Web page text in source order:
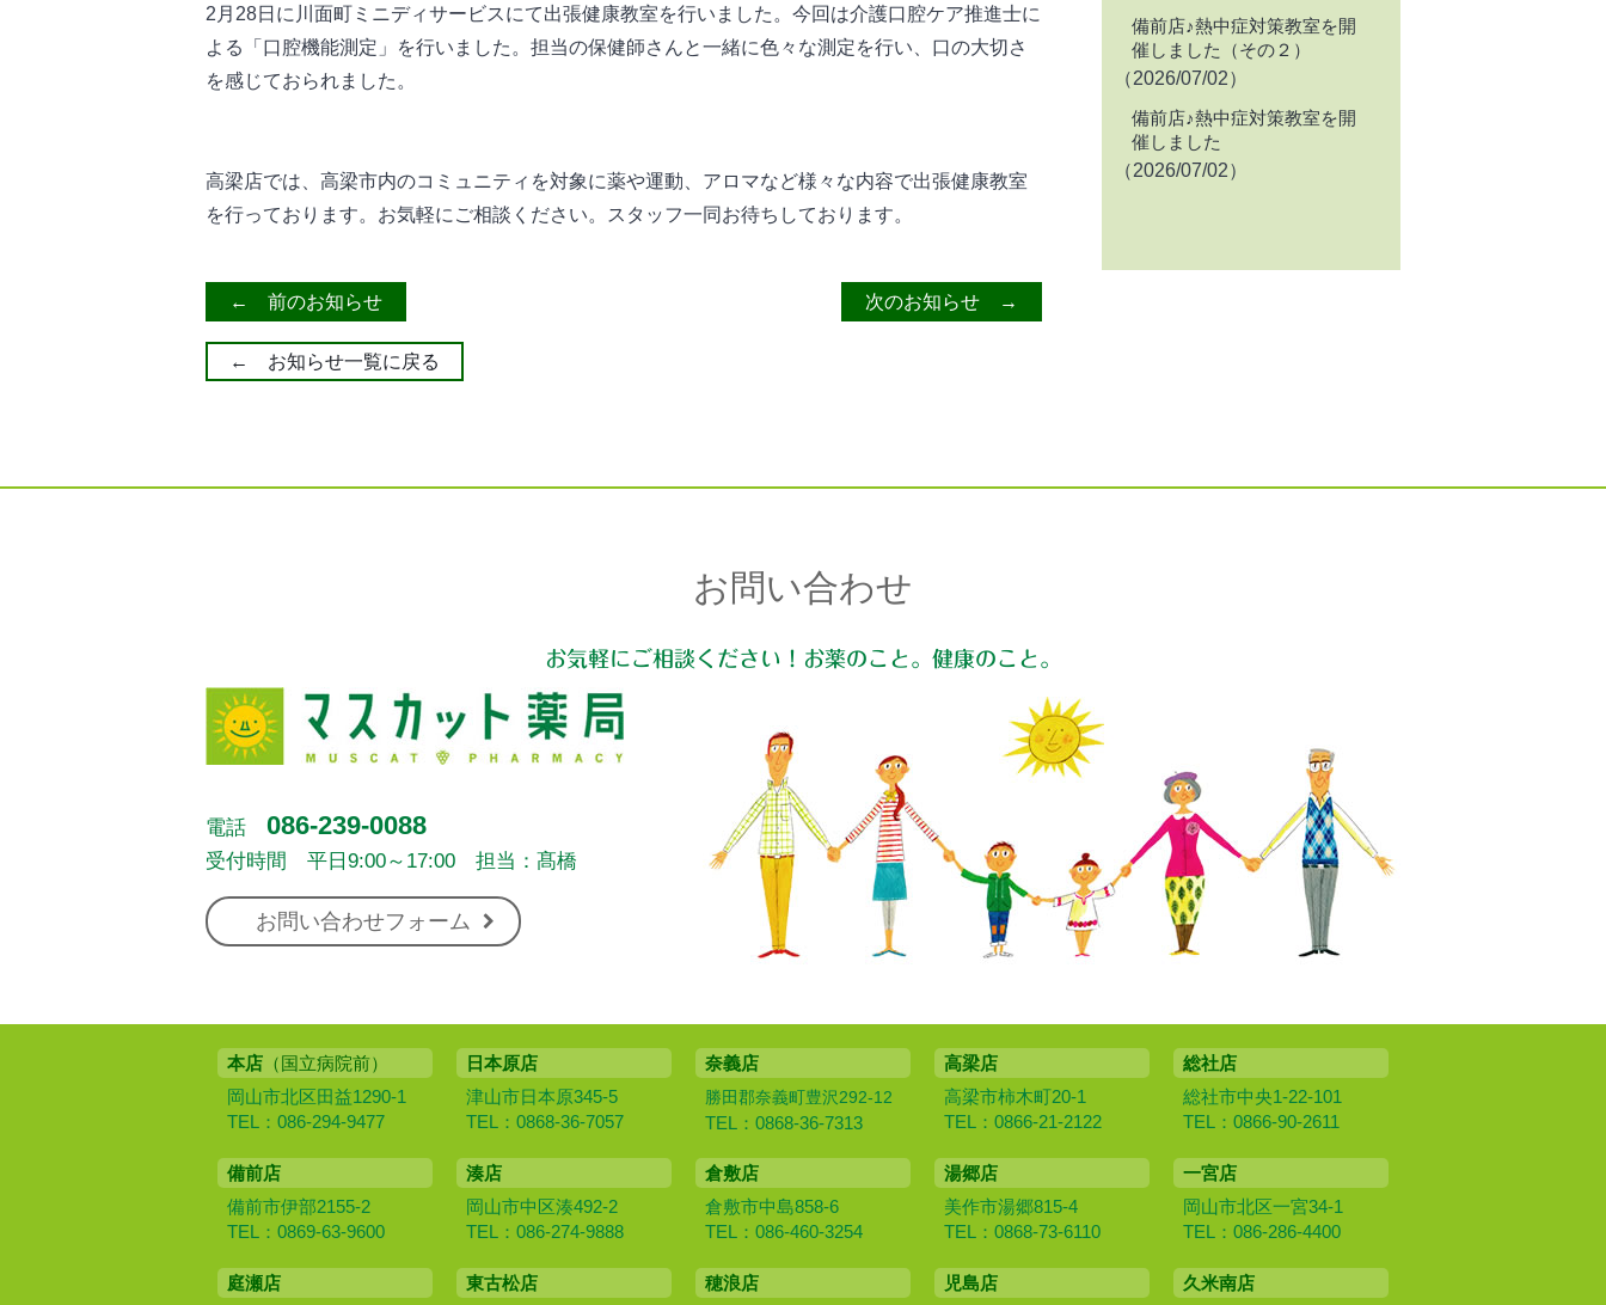
2月28日に川面町ミニディサービスにて出張健康教室を行いました。今回は介護口腔ケア推進士に
よる「口腔機能測定」を行いました。担当の保健師さんと一緒に色々な測定を行い、口の大切さ
を感じておられました。
高梁店では、高梁市内のコミュニティを対象に薬や運動、アロマなど様々な内容で出張健康教室
を行っております。お気軽にご相談ください。スタッフ一同お待ちしております。
← 前のお知らせ 次のお知らせ →
← お知らせ一覧に戻る
備前店♪熱中症対策教室を開
催しました（その２）
（2026/07/02）
備前店♪熱中症対策教室を開
催しました
（2026/07/02）
お問い合わせ
お気軽にご相談ください！お薬のこと。健康のこと。
電話 086-239-0088
受付時間 平日9:00～17:00 担当：髙橋
お問い合わせフォーム
本店 （国立病院前）
岡山市北区田益1290-1
TEL：086-294-9477
日本原店
津山市日本原345-5
TEL：0868-36-7057
奈義店
勝田郡奈義町豊沢292-12
TEL：0868-36-7313
高梁店
高梁市柿木町20-1
TEL：0866-21-2122
総社店
総社市中央1-22-101
TEL：0866-90-2611
備前店
備前市伊部2155-2
TEL：0869-63-9600
湊店
岡山市中区湊492-2
TEL：086-274-9888
倉敷店
倉敷市中島858-6
TEL：086-460-3254
湯郷店
美作市湯郷815-4
TEL：0868-73-6110
一宮店
岡山市北区一宮34-1
TEL：086-286-4400
庭瀬店 東古松店 穂浪店 児島店 久米南店